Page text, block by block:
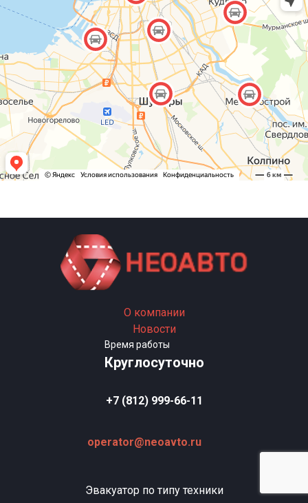
О компании
Новости
Время работы
Круглосуточно
+7 (812) 999-66-11
operator@neoavto.ru
Эвакуатор по типу техники